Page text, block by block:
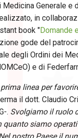
Generale e
in
book "Domande
gode del
degli Ordini dei
e di
linea per
il dott. Claudio
. Svolgiamo il ruolo
quanto siamo
nostro Paese il